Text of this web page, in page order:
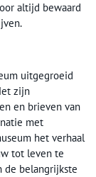
altijd bewaard
uitgegroeid
zijn
en brieven van
met
het verhaal
tot leven te
de belangrijkste